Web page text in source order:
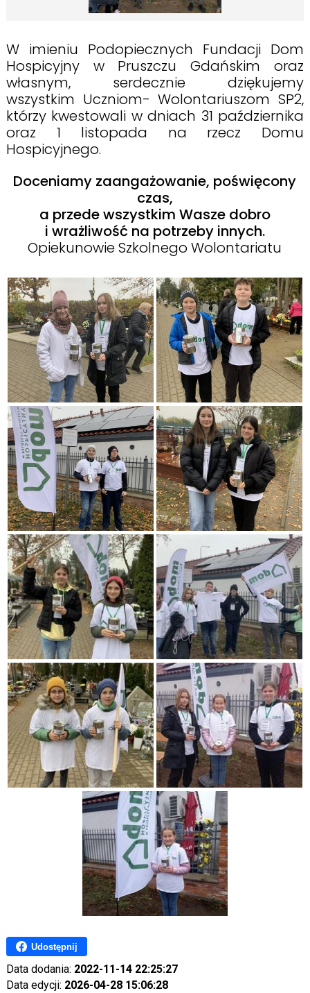
W imieniu Podopiecznych Fundacji Dom
Hospicyjny w Pruszczu Gdańskim oraz
własnym, serdecznie dziękujemy
wszystkim Uczniom- Wolontariuszom SP2,
którzy kwestowali w dniach 31 października
oraz 1 listopada na rzecz Domu
Hospicyjnego.
Doceniamy zaangażowanie, poświęcony
czas,
a przede wszystkim Wasze dobro
i wrażliwość na potrzeby innych.
Opiekunowie Szkolnego Wolontariatu
Udostępnij
Data dodania: 2022-11-14 22:25:27
Data edycji: 2026-04-28 15:06:28